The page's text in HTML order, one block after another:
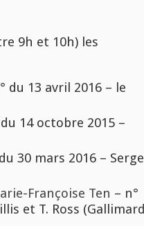
9h et 10h) les
du 13 avril 2016 – le
14 octobre 2015 –
30 mars 2016 – Serge
Françoise Ten – n°
et T. Ross (Gallimard